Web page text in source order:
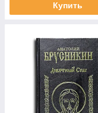
Купить